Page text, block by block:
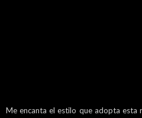
Me encanta el estilo que adopta esta